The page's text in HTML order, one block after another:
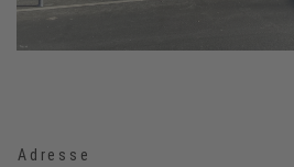
Adresse